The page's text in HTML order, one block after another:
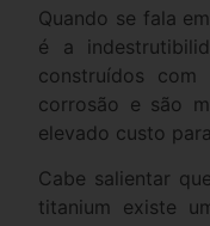
Quando se fala
é a
construídos
corrosão e são
elevado custo
Cabe salientar
titanium existe